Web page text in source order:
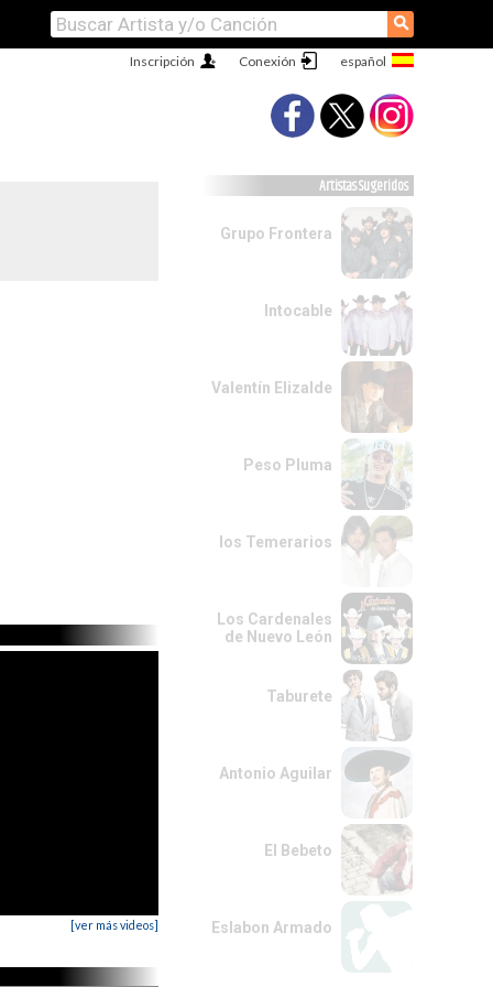
⚲
Conexión
Inscripción
[ver más videos]
Artistas Sugeridos
Grupo Frontera
Intocable
Valentín Elizalde
Peso Pluma
los Temerarios
Los Cardenales
de Nuevo León
Taburete
Antonio Aguilar
El Bebeto
Eslabon Armado